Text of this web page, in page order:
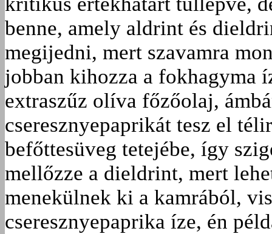
benne, amely aldrint és
megijedni, mert szavamra
jobban kihozza a fokhagyma
extraszűz olíva főzőolaj,
cseresznyepaprikát tesz el
befőttesüveg tetejébe, így
mellőzze a dieldrint, mert
menekülnek ki a kamrából,
cseresznyepaprika íze, én